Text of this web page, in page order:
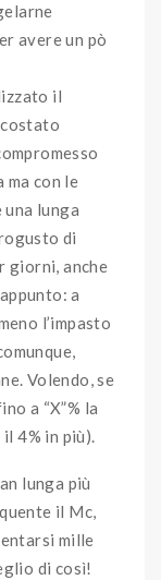
avere un pò
il
con le
lunga
di
giorni, anche
a
l’impasto
Volendo, se
a “X”% la
4% in più).
lunga più
il Mc,
mille
di così!